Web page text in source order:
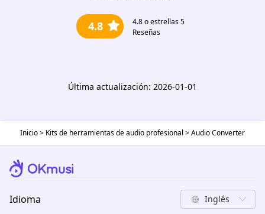
4.8 4.8o estrellas 5
Reseñas
Última actualización: 2026-01-01
Inicio> Kits de herramientas de audio profesional >Audio Converter
Idioma Inglés